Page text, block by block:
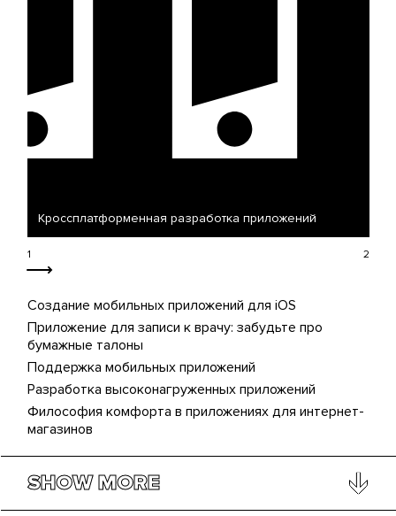
Кроссплатформенная разработка приложений
Создание мобильных приложений для iOS
Приложение для записи к врачу: забудьте про
бумажные талоны
Поддержка мобильных приложений
Разработка высоконагруженных приложений
Философия комфорта в приложениях для интернет-
магазинов